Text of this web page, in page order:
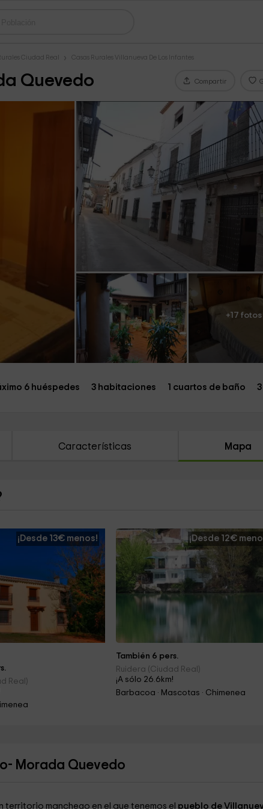
Ciudad Real Casas Rurales Villanueva De Los Infantes
Quevedo Compartir
+17 fotos
6 huéspedes 3 habitaciones 1 cuartos de baño
Características Mapa
¡Desde 13€ menos!
Real)
¡Desde 12€
También 6 pers.
Ruidera (Ciudad Real)
¡A sólo 26.6km!
Barbacoa · Mascotas · Chimenea
Morada Quevedo
territorio manchego en el que tenemos el pueblo de